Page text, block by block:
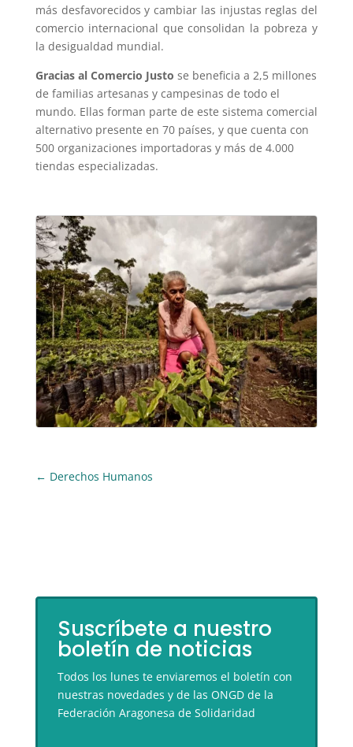
más desfavorecidos y cambiar las injustas reglas del
comercio internacional que consolidan la pobreza y
la desigualdad mundial.
Gracias al Comercio Justo se beneficia a 2,5 millones
de familias artesanas y campesinas de todo el
mundo. Ellas forman parte de este sistema comercial
alternativo presente en 70 países, y que cuenta con
500 organizaciones importadoras y más de 4.000
tiendas especializadas.
← Derechos Humanos
Suscríbete a nuestro
boletín de noticias
Todos los lunes te enviaremos el boletín con
nuestras novedades y de las ONGD de la
Federación Aragonesa de Solidaridad